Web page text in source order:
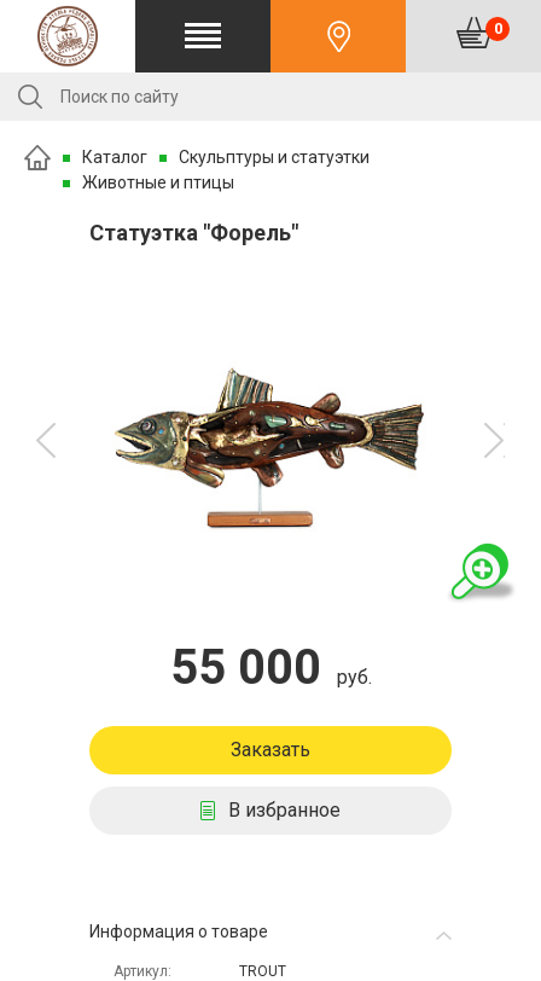
0
Каталог
Скульптуры и статуэтки
Животные и птицы
Статуэтка "Форель"
55 000 руб.
Заказать
В избранное
Информация о товаре
Артикул
TROUT